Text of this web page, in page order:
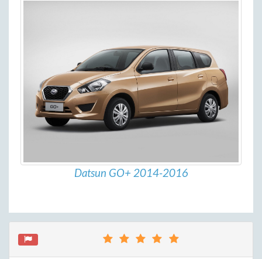
Datsun GO+ 2014-2016